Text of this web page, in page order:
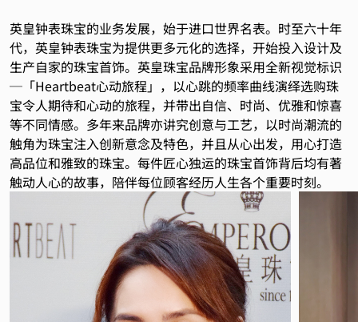
英皇钟表珠宝的业务发展，始于进口世界名表。时至六十年
代，英皇钟表珠宝为提供更多元化的选择，开始投入设计及
生产自家的珠宝首饰。英皇珠宝品牌形象采用全新视觉标识
─「Heartbeat心动旅程」，以心跳的频率曲线演绎选购珠
宝令人期待和心动的旅程，并带出自信、时尚、优雅和惊喜
等不同情感。多年来品牌亦讲究创意与工艺，以时尚潮流的
触角为珠宝注入创新意念及特色，并且从心出发，用心打造
高品位和雅致的珠宝。每件匠心独运的珠宝首饰背后均有著
触动人心的故事，陪伴每位顾客经历人生各个重要时刻。